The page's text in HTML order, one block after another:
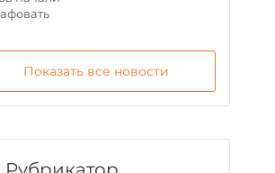
Показать все новости